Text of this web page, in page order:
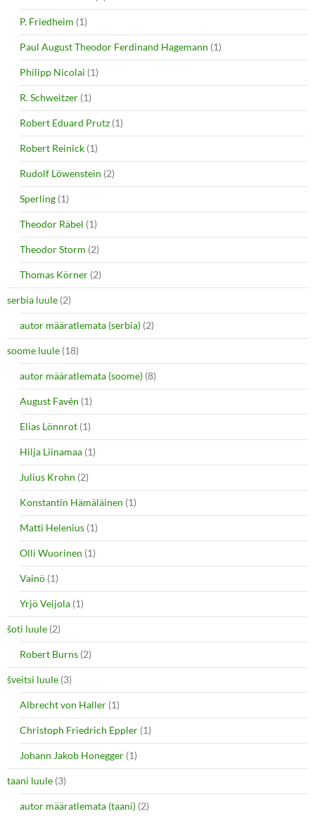
P. Friedheim (1)
Paul August Theodor Ferdinand Hagemann (1)
Philipp Nicolai (1)
R. Schweitzer (1)
Robert Eduard Prutz (1)
Robert Reinick (1)
Rudolf Löwenstein (2)
Sperling (1)
Theodor Räbel (1)
Theodor Storm (2)
Thomas Körner (2)
serbia luule (2)
autor määratlemata (serbia) (2)
soome luule (18)
autor määratlemata (soome) (8)
August Favén (1)
Elias Lönnrot (1)
Hilja Liinamaa (1)
Julius Krohn (2)
Konstantin Hämäläinen (1)
Matti Helenius (1)
Olli Wuorinen (1)
Vainö (1)
Yrjö Veijola (1)
šoti luule (2)
Robert Burns (2)
šveitsi luule (3)
Albrecht von Haller (1)
Christoph Friedrich Eppler (1)
Johann Jakob Honegger (1)
taani luule (3)
autor määratlemata (taani) (2)